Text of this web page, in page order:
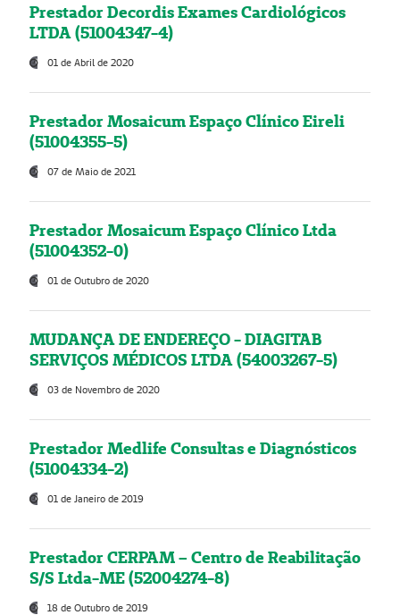
Prestador Decordis Exames Cardiológicos
LTDA (51004347-4)
01 de Abril de 2020
Prestador Mosaicum Espaço Clínico Eireli
(51004355-5)
07 de Maio de 2021
Prestador Mosaicum Espaço Clínico Ltda
(51004352-0)
01 de Outubro de 2020
MUDANÇA DE ENDEREÇO - DIAGITAB
SERVIÇOS MÉDICOS LTDA (54003267-5)
03 de Novembro de 2020
Prestador Medlife Consultas e Diagnósticos
(51004334-2)
01 de Janeiro de 2019
Prestador CERPAM – Centro de Reabilitação
S/S Ltda-ME (52004274-8)
18 de Outubro de 2019